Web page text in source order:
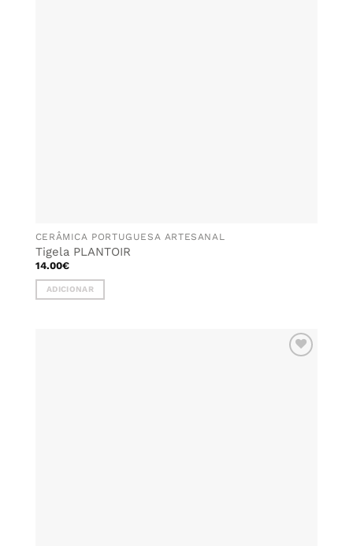
CERÂMICA PORTUGUESA ARTESANAL
Tigela PLANTOIR
14.00€
ADICIONAR